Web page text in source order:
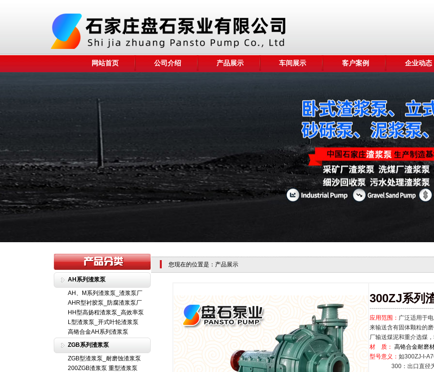
网站首页 公司介绍 产品展示 车间展示 客户案例 企业动态
AH系列渣浆泵
AH、M系列渣浆泵_渣浆泵厂
AHR型衬胶泵_防腐渣浆泵厂
HH型高扬程渣浆泵_高效率泵
L型渣浆泵_开式叶轮渣浆泵
高铬合金AH系列渣浆泵
ZGB系列渣浆泵
ZGB型渣浆泵_耐磨蚀渣浆泵
200ZGB渣浆泵 重型渣浆泵
您现在的位置是：产品展示
300ZJ系列
应用范围： 广泛适用于
来输送含有固体颗粒的
厂输送煤泥和重介选煤
材 质： 高铬合金耐磨
型号意义： 如300ZJ-I-
300：出口直径为